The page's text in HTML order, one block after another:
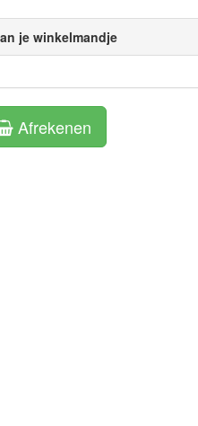
je winkelmandje
Afrekenen